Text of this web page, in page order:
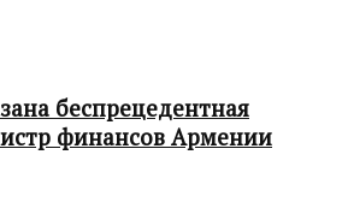
беспрецедентная
финансов Армении